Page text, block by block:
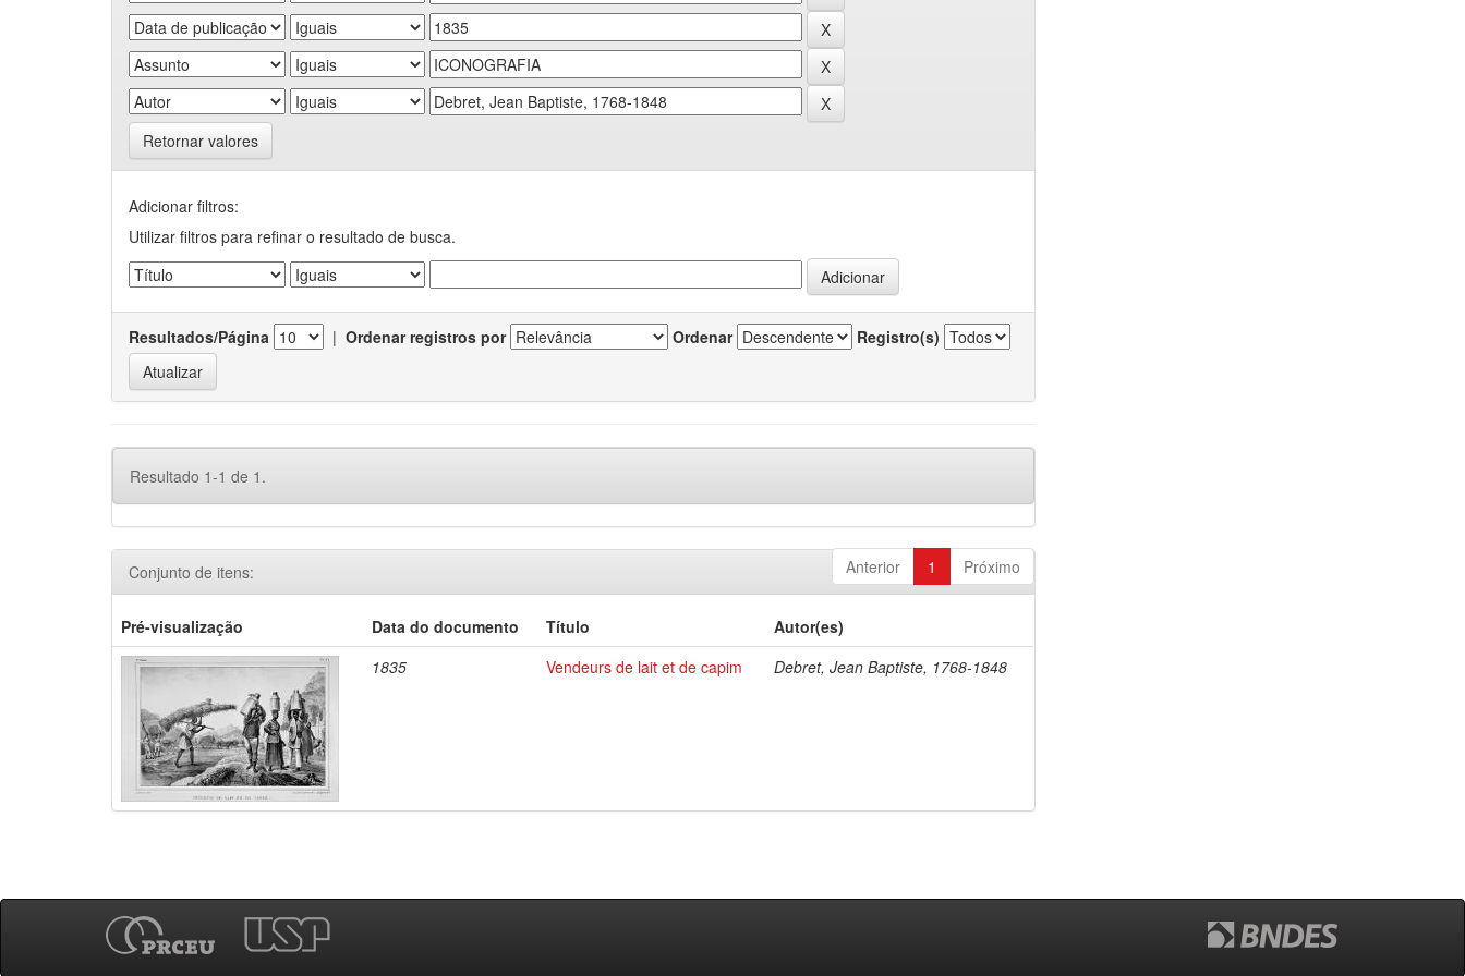
Retornar valores
Adicionar filtros:
Utilizar filtros para refinar o resultado de busca.
Resultados/Página | Ordenar registros por Ordenar Registro(s)
Resultado 1-1 de 1.
Anterior 1 Próximo
Conjunto de itens:
Pré-visualização Data do documento Título
Autor(es)
1835
Vendeurs de lait et de capim Debret, Jean Baptiste, 1768-1848